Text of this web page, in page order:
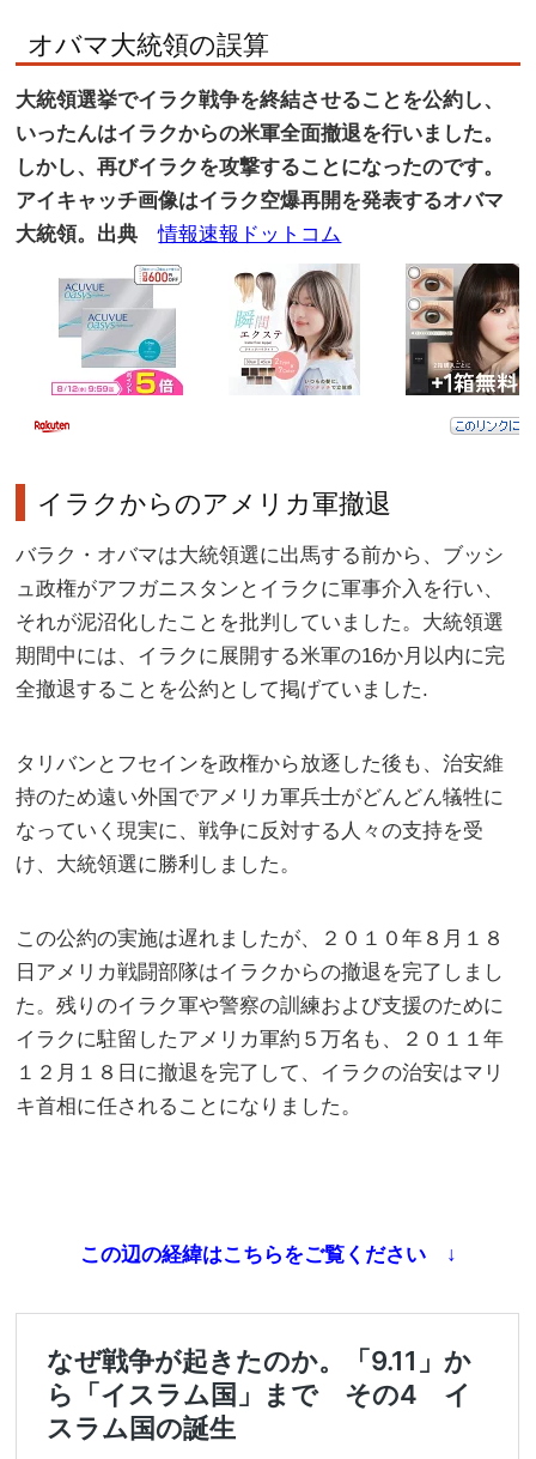
オバマ大統領の誤算
大統領選挙でイラク戦争を終結させることを公約し、
いったんはイラクからの米軍全面撤退を行いました。
しかし、再びイラクを攻撃することになったのです。
アイキャッチ画像はイラク空爆再開を発表するオバマ
大統領。出典情報速報ドットコム
イラクからのアメリカ軍撤退
バラク・オバマは大統領選に出馬する前から、ブッシ
ュ政権がアフガニスタンとイラクに軍事介入を行い、
それが泥沼化したことを批判していました。大統領選
期間中には、イラクに展開する米軍の16か月以内に完
全撤退することを公約として掲げていました.
タリバンとフセインを政権から放逐した後も、治安維
持のため遠い外国でアメリカ軍兵士がどんどん犠牲に
なっていく現実に、戦争に反対する人々の支持を受
け、大統領選に勝利しました。
この公約の実施は遅れましたが、２０１０年８月１８
日アメリカ戦闘部隊はイラクからの撤退を完了しまし
た。残りのイラク軍や警察の訓練および支援のために
イラクに駐留したアメリカ軍約５万名も、２０１１年
１２月１８日に撤退を完了して、イラクの治安はマリ
キ首相に任されることになりました。
この辺の経緯はこちらをご覧ください ↓